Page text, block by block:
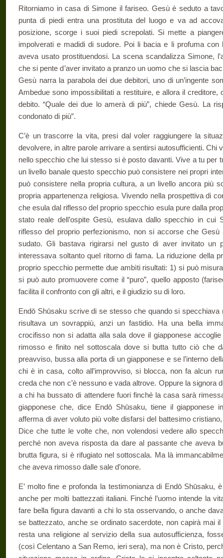
Ritorniamo in casa di Simone il fariseo. Gesù è seduto a
punta di piedi entra una prostituta del luogo e va ad
posizione, scorge i suoi piedi screpolati. Si mette a
impolverati e madidi di sudore. Poi li bacia e li profuma con
aveva usato prostituendosi. La scena scandalizza Simone,
che si pente d’aver invitato a pranzo un uomo che si lascia
Gesù narra la parabola dei due debitori, uno di un’ingente
Ambedue sono impossibilitati a restituire, e allora il
debito. “Quale dei due lo amerà di più”, chiede Gesù. La
condonato di più”.
C’è un trascorre la vita, presi dal voler raggiungere la
devolvere, in altre parole arrivare a sentirsi autosufficienti. Chi
nello specchio che lui stesso si è posto davanti. Vive a tu per
un livello banale questo specchio può consistere nei propri
può consistere nella propria cultura, a un livello ancora più
propria appartenenza religiosa. Vivendo nella prospettiva di
che esula dal riflesso del proprio specchio esula pure dalla
stato reale dell’ospite Gesù, esulava dallo specchio in cui
riflesso del proprio perfezionismo, non si accorse che
sudato. Gli bastava rigirarsi nel gusto di aver invitato un
interessava soltanto quel ritorno di fama. La riduzione della
proprio specchio permette due ambìti risultati: 1) si può
si può auto promuovere come il “puro”, quello apposto
facilita il confronto con gli altri, e il giudizio su di loro.
Endō Shūsaku scrive di se stesso che quando si specchiava
risultava un sovrappiù, anzi un fastidio. Ha una bella
crocifisso non si adatta alla sala dove il giapponese
rimosso e finito nel sottoscala dove si butta tutto ciò che
preavviso, bussa alla porta di un giapponese e se l’interno
chi è in casa, colto all’improvviso, si blocca, non fa alcun
creda che non c’è nessuno e vada altrove. Oppure la signora
a chi ha bussato di attendere fuori finché la casa sarà
giapponese che, dice Endō Shūsaku, tiene il giapponese
afferma di aver voluto più volte disfarsi del battesimo
Dice che tutte le volte che, non volendosi vedere allo
perché non aveva risposta da dare al passante che aveva
brutta figura, si è rifugiato nel sottoscala. Ma là
che aveva rimosso dalle sale d’onore.
E’ molto fine e profonda la testimonianza di Endō Shūsaku,
anche per molti battezzati italiani. Finché l’uomo intende la
fare bella figura davanti a chi lo sta osservando, o anche
se battezzato, anche se ordinato sacerdote, non capirà mai
resta una religione al servizio della sua autosufficienza,
(così Celentano a San Remo, ieri sera), ma non è Cristo,